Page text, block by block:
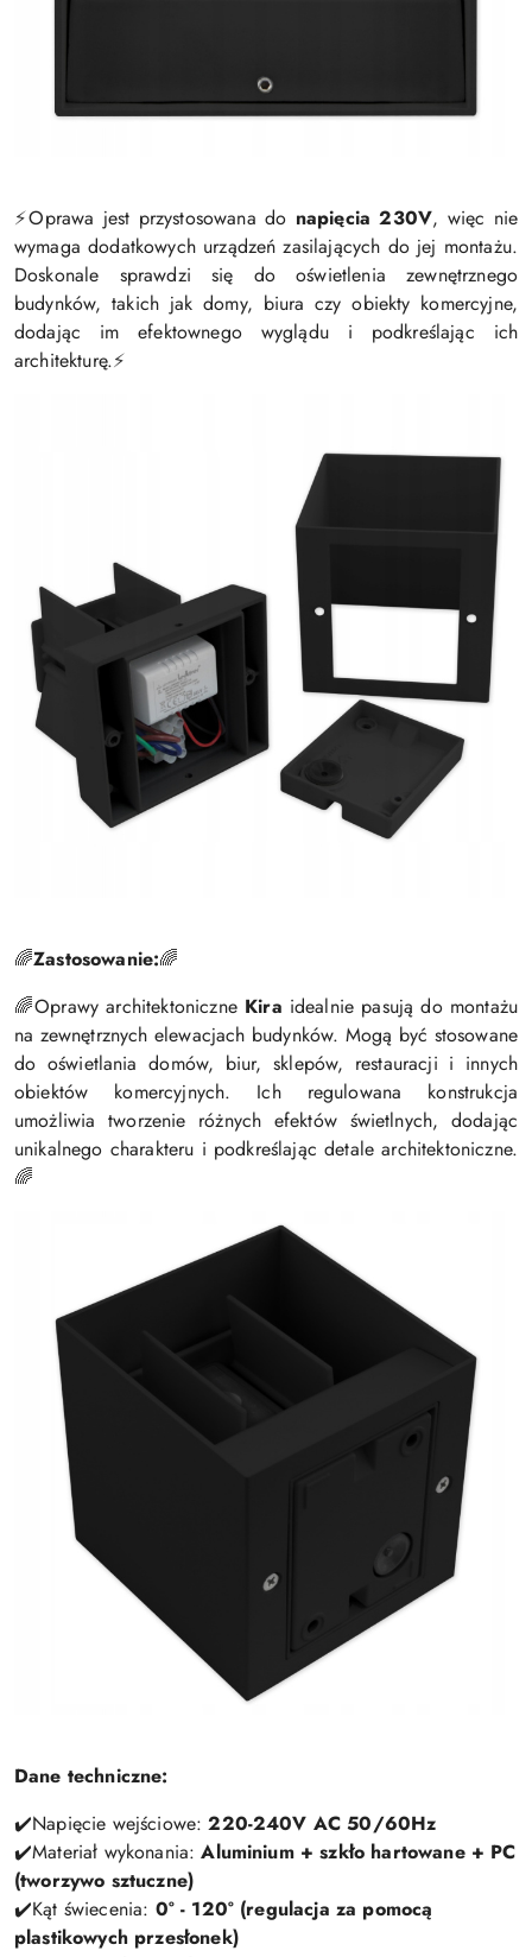
⚡️Oprawa jest przystosowana do napięcia 230V, więc nie
wymaga dodatkowych urządzeń zasilających do jej montażu.
Doskonale sprawdzi się do oświetlenia zewnętrznego
budynków, takich jak domy, biura czy obiekty komercyjne,
dodając im efektownego wyglądu i podkreślając ich
architekturę.⚡️
🌈Zastosowanie:🌈
🌈Oprawy architektoniczne Kira idealnie pasują do montażu
na zewnętrznych elewacjach budynków. Mogą być stosowane
do oświetlania domów, biur, sklepów, restauracji i innych
obiektów komercyjnych. Ich regulowana konstrukcja
umożliwia tworzenie różnych efektów świetlnych, dodając
unikalnego charakteru i podkreślając detale architektoniczne.
🌈
Dane techniczne:
✔️Napięcie wejściowe:220-240V AC 50/60Hz
✔️Materiał wykonania:Aluminium + szkło hartowane + PC
(tworzywo sztuczne)
✔️Kąt świecenia: 0° - 120° (regulacja za pomocą
plastikowych przesłonek)